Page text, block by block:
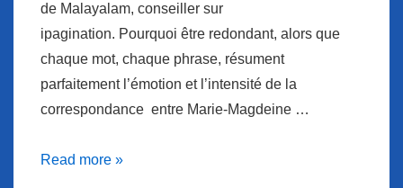
de Malayalam, conseiller sur
ipagination. Pourquoi être redondant, alors que
chaque mot, chaque phrase, résument
parfaitement l’émotion et l’intensité de la
correspondance entre Marie-Magdeine …
iPagina’Son
Read more »